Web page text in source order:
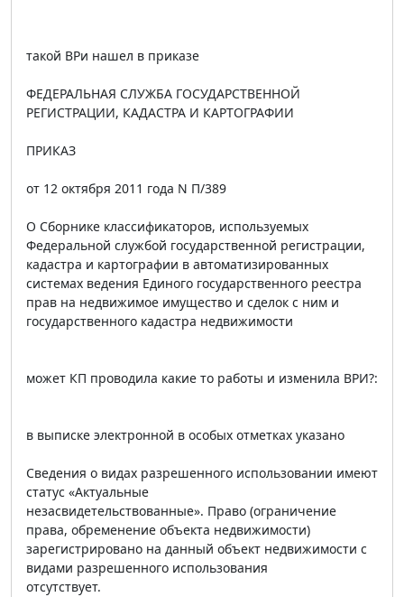
такой ВРи нашел в приказе
ФЕДЕРАЛЬНАЯ СЛУЖБА ГОСУДАРСТВЕННОЙ
РЕГИСТРАЦИИ, КАДАСТРА И КАРТОГРАФИИ
ПРИКАЗ
от 12 октября 2011 года N П/389
О Сборнике классификаторов, используемых
Федеральной службой государственной регистрации,
кадастра и картографии в автоматизированных
системах ведения Единого государственного реестра
прав на недвижимое имущество и сделок с ним и
государственного кадастра недвижимости
может КП проводила какие то работы и изменила ВРИ?:
в выписке электронной в особых отметках указано
Сведения о видах разрешенного использовании имеют
статус «Актуальные
незасвидетельствованные». Право (ограничение
права, обременение объекта недвижимости)
зарегистрировано на данный объект недвижимости с
видами разрешенного использования
отсутствует.